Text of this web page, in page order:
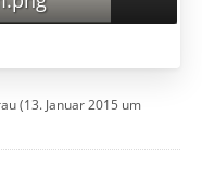
(13. Januar 2015 um